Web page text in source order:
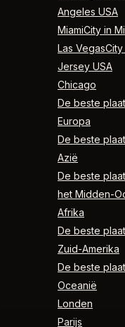
Angeles USA
MiamiCity in
Las
Jersey USA
Chicago
De beste
Europa
De beste
Azië
De beste
het Midden-
Afrika
De beste
Zuid-Amerika
De beste
Oceanië
Londen
Parijs